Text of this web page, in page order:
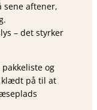
sene aftener,
– det styrker
og
klædt på til at